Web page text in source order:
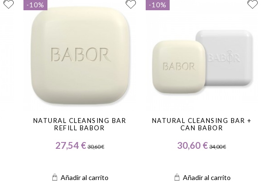
-10%
NATURAL CLEANSING BAR
REFILL BABOR
27,54 € 30,60 €
Añadir al carrito
-10%
NATURAL CLEANSING BAR +
CAN BABOR
30,60 € 34,00 €
Añadir al carrito